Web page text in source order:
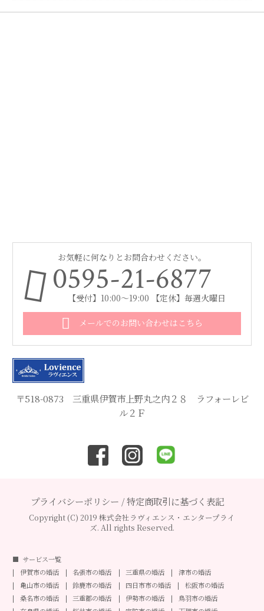
〒518-0873 三重県伊賀市上野丸之内２８ ラフォーレビ
ル２Ｆ
お気軽に何なりとお問合わせください。
0595-21-6877
【受付】10:00～19:00 【定休】毎週火曜日
メールでのお問い合わせはこちら
プライバシーポリシー /特定商取引に基づく表記
Copyright (C) 2019 株式会社ラヴィエンス・エンタープライ
ズ. All rights Reserved.
サービス一覧
伊賀市の婚活
名張市の婚活 三重県の婚活
津市の婚活
亀山市の婚活
鈴鹿市の婚活 四日市市の婚活
松阪市の婚活
桑名市の婚活
三重郡の婚活 伊勢市の婚活
鳥羽市の婚活